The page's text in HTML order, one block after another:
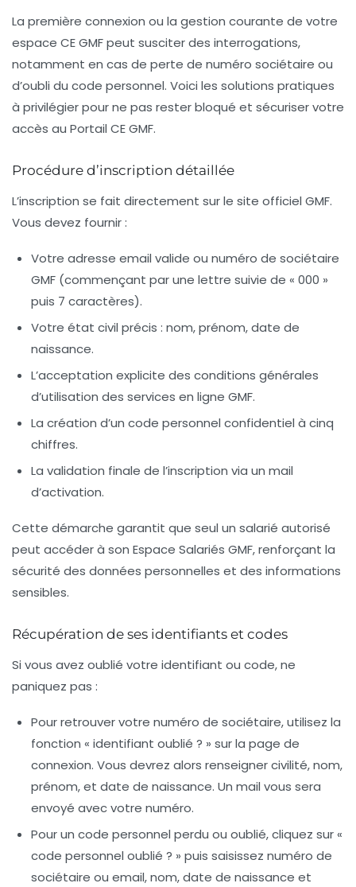
La première connexion ou la gestion courante de votre
espace CE GMF peut susciter des interrogations,
notamment en cas de perte de numéro sociétaire ou
d’oubli du code personnel. Voici les solutions pratiques
à privilégier pour ne pas rester bloqué et sécuriser votre
accès au Portail CE GMF.
Procédure d’inscription détaillée
L’inscription se fait directement sur le site officiel GMF.
Vous devez fournir :
Votre adresse email valide ou numéro de sociétaire
GMF (commençant par une lettre suivie de « 000 »
puis 7 caractères).
Votre état civil précis : nom, prénom, date de
naissance.
L’acceptation explicite des conditions générales
d’utilisation des services en ligne GMF.
La création d’un code personnel confidentiel à cinq
chiffres.
La validation finale de l’inscription via un mail
d’activation.
Cette démarche garantit que seul un salarié autorisé
peut accéder à son Espace Salariés GMF, renforçant la
sécurité des données personnelles et des informations
sensibles.
Récupération de ses identifiants et codes
Si vous avez oublié votre identifiant ou code, ne
paniquez pas :
Pourretrouver votre numéro de sociétaire, utilisez la
fonction « identifiant oublié ? » sur la page de
connexion. Vous devrez alors renseigner civilité, nom,
prénom, et date de naissance. Un mail vous sera
envoyé avec votre numéro.
Pour un code personnel perdu ou oublié, cliquez sur «
code personnel oublié ? » puis saisissez numéro de
sociétaire ou email, nom, date de naissance et